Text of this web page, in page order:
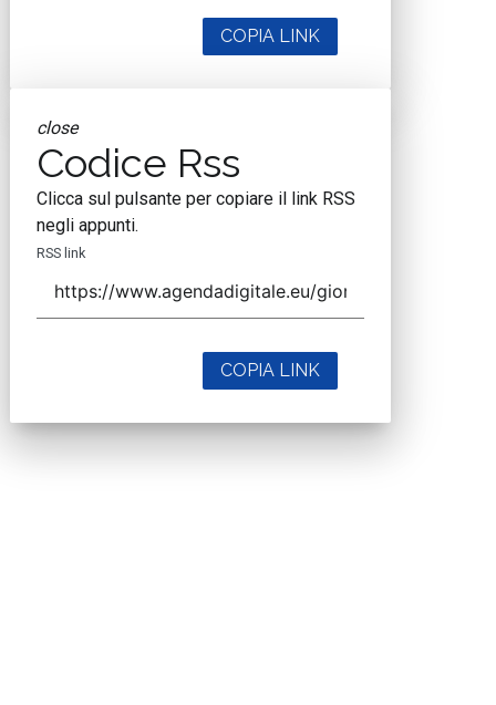
COPIA LINK
close
Codice Rss
Clicca sul pulsante per copiare il link RSS
negli appunti.
RSS link
COPIA LINK